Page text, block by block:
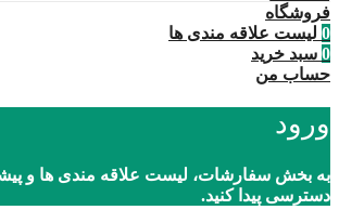
فروشگاه
0 لیست علاقه مندی ها
0 سبد خرید
حساب من
ورود
به بخش سفارشات، لیست علاقه مندی ها و
دسترسی پیدا کنید.